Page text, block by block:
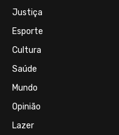
Justiça
Esporte
Cultura
Saúde
Mundo
Opinião
Lazer